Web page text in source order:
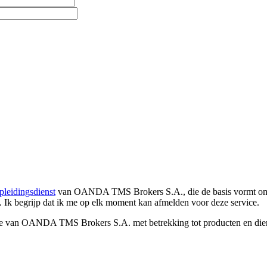
van OANDA TMS Brokers S.A., die de basis vormt
Ik begrijp dat ik me op elk moment kan afmelden voor deze service.
OANDA TMS Brokers S.A. met betrekking tot producten en